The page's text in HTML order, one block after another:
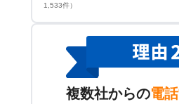
1,533件）
複数社からの電